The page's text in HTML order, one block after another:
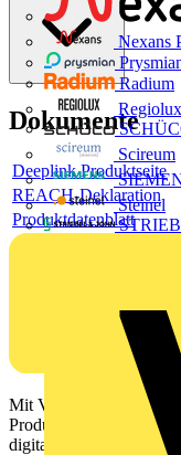
Nexans
Radium
Regiolux
Scireum
Steinel
Dokumente
Deeplink Produktseite
REACH-Deklaration
Produktdatenblatt
Mit Voltimum erhalten
Produktinformationen,
digitalen Plattform und